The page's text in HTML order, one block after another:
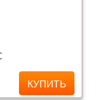
КУПИТЬ